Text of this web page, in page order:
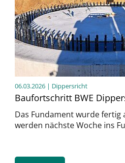
06.03.2026 | Dippersricht
Baufortschritt BWE
Das Fundament wurde fertig
werden nächste Woche ins